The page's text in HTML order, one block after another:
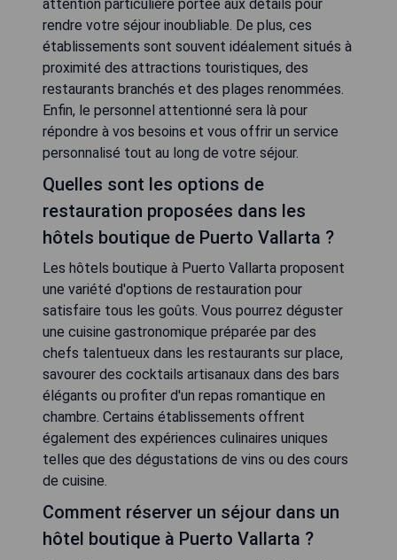
attention particulière portée aux détails pour
rendre votre séjour inoubliable. De plus, ces
établissements sont souvent idéalement situés à
proximité des attractions touristiques, des
restaurants branchés et des plages renommées.
Enfin, le personnel attentionné sera là pour
répondre à vos besoins et vous offrir un service
personnalisé tout au long de votre séjour.
Quelles sont les options de
restauration proposées dans les
hôtels boutique de Puerto Vallarta ?
Les hôtels boutique à Puerto Vallarta proposent
une variété d'options de restauration pour
satisfaire tous les goûts. Vous pourrez déguster
une cuisine gastronomique préparée par des
chefs talentueux dans les restaurants sur place,
savourer des cocktails artisanaux dans des bars
élégants ou profiter d'un repas romantique en
chambre. Certains établissements offrent
également des expériences culinaires uniques
telles que des dégustations de vins ou des cours
de cuisine.
Comment réserver un séjour dans un
hôtel boutique à Puerto Vallarta ?